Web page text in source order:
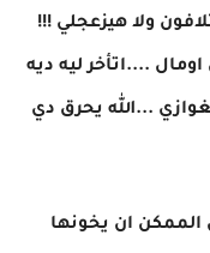
ولا هيزعجلي !!!
....اتأخر ليه ديه
...الله يحرق دي
ان يخونها